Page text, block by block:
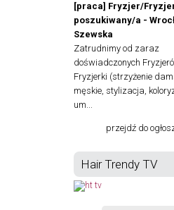
[praca] Fryzjer/
poszukiwany/a -
Szewska
Zatrudnimy od zaraz
doświadczonych
Fryzjerki (strzyżenie
męskie, stylizacja,
um...
przejdź do
Hair Trendy TV